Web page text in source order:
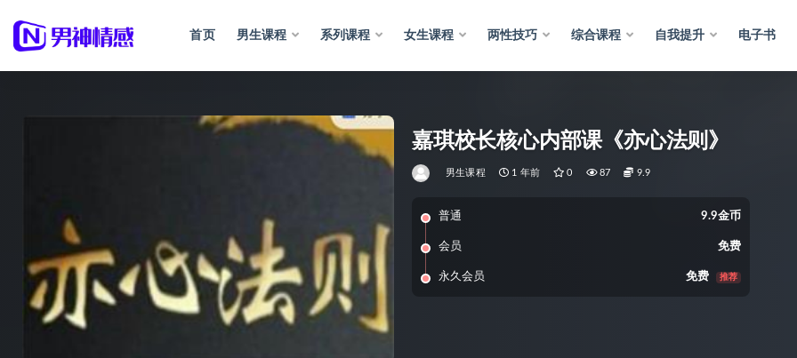
首页 男生课程 系列课程 女生课程 两性技巧 综合课程 自我提升 电子书
嘉琪校长核心内部课《亦心法则》
男生课程 1 年前 0 87 9.9
普通 9.9金币
会员 免费
永久会员 免费 推荐